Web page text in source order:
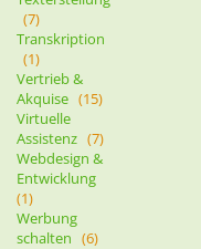
(7)
Transkription
(1)
Vertrieb &
Akquise (15)
Virtuelle
Assistenz (7)
Webdesign &
Entwicklung
(1)
Werbung
schalten (6)